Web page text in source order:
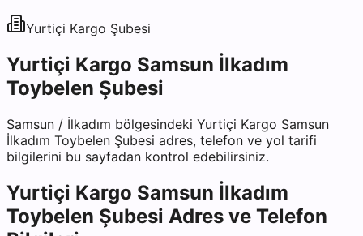
Yurtiçi Kargo Şubesi
Yurtiçi Kargo Samsun İlkadım
Toybelen Şubesi
Samsun / İlkadım bölgesindeki Yurtiçi Kargo Samsun
İlkadım Toybelen Şubesi adres, telefon ve yol tarifi
bilgilerini bu sayfadan kontrol edebilirsiniz.
Yurtiçi Kargo Samsun İlkadım
Toybelen Şubesi Adres ve Telefon